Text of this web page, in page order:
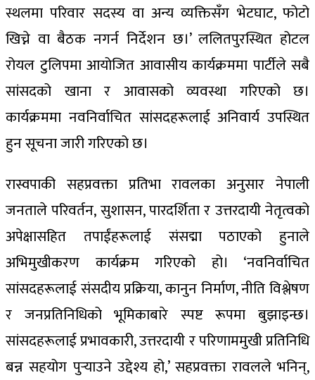
स्थलमा परिवार सदस्य वा अन्य व्यक्तिसँग भेटघाट, फोटो
खिच्ने वा बैठक नगर्न निर्देशन छ।’ ललितपुरस्थित होटल
रोयल टुलिपमा आयोजित आवासीय कार्यक्रममा पार्टीले सबै
सांसदको खाना र आवासको व्यवस्था गरिएको छ।
कार्यक्रममा नवनिर्वाचित सांसदहरूलाई अनिवार्य उपस्थित
हुन सूचना जारी गरिएको छ।
रास्वपाकी सहप्रवक्ता प्रतिभा रावलका अनुसार नेपाली
जनताले परिवर्तन, सुशासन, पारदर्शिता र उत्तरदायी नेतृत्वको
अपेक्षासहित तपाईंहरूलाई संसद्मा पठाएको हुनाले
अभिमुखीकरण कार्यक्रम गरिएको हो। ‘नवनिर्वाचित
सांसदहरूलाई संसदीय प्रक्रिया, कानुन निर्माण, नीति विश्लेषण
र जनप्रतिनिधिको भूमिकाबारे स्पष्ट रूपमा बुझाइन्छ।
सांसदहरूलाई प्रभावकारी, उत्तरदायी र परिणाममुखी प्रतिनिधि
बन्न सहयोग पुर्‍याउने उद्देश्य हो,’ सहप्रवक्ता रावलले भनिन्,